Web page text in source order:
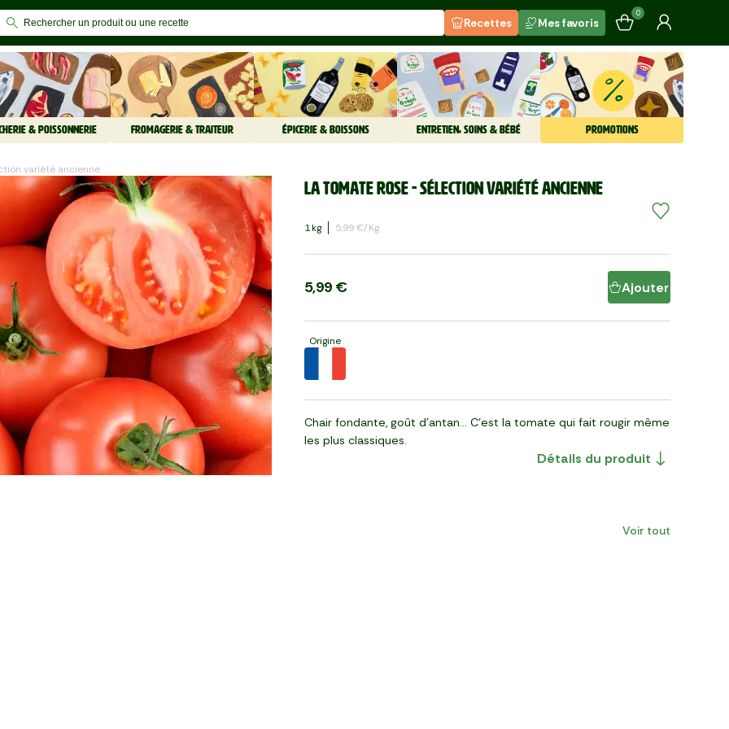
Recettes Mes favoris
0
& POISSONNERIE FROMAGERIE & TRAITEUR ÉPICERIE & BOISSONS ENTRETIEN, SOINS & BÉBÉ PROMOTIONS
variété ancienne
La Tomate rose - Sélection variété ancienne
1 Kg 5,99 €/kg
5,99 € Ajouter
Origine
Chair fondante, goût d’antan… C’est la tomate qui fait rougir même
les plus classiques.
Détails du produit
Voir tout